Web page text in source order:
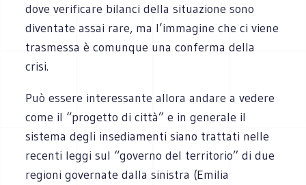
dove verificare bilanci della situazione sono
diventate assai rare, ma l’immagine che ci viene
trasmessa è comunque una conferma della
crisi.
Può essere interessante allora andare a vedere
come il “progetto di città” e in generale il
sistema degli insediamenti siano trattati nelle
recenti leggi sul “governo del territorio” di due
regioni governate dalla sinistra (Emilia